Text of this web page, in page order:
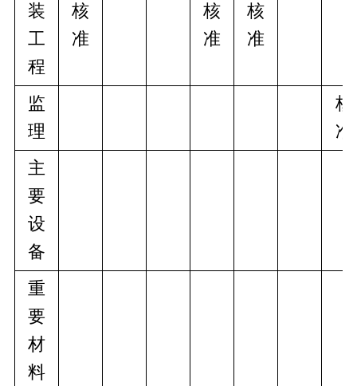
装
工
程
核
准
核
准
核
准
监
理
核
准
主
要
设
备
重
要
材
料